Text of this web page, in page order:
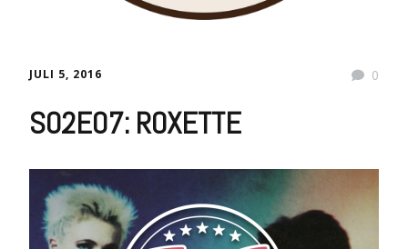
0
JULI 5, 2016
S02E07: ROXETTE